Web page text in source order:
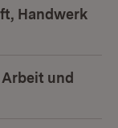
Handwerk
und